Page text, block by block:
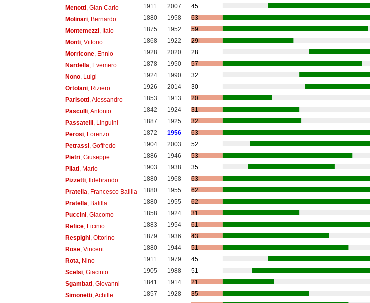
Menotti, Gian Carlo 1911 2007
45
Molinari, Bernardo 1880 1958
63
Montemezzi, Italo 1875 1952
59
Monti, Vittorio 1868 1922
29
Morricone, Ennio 1928 2020
28
Nardella , Evemero 1878 1950
57
Nono, Luigi 1924 1990
32
Ortolani, Riziero 1926 2014
30
Parisotti, Alessandro 1853 1913
20
Pasculli, Antonio 1842 1924
31
Passatelli, Linguini 1887 1925
32
Perosi, Lorenzo 1872 1956
63
Petrassi, Goffredo 1904 2003
52
Pietri, Giuseppe 1886 1946
53
Pilati, Mario 1903 1938
35
Pizzetti, Ildebrando 1880 1968
63
Pratella , Francesco Balilla 1880 1955
62
Pratella , Balilla 1880 1955
62
Puccini, Giacomo 1858 1924
31
Refice, Licinio 1883 1954
61
Respighi, Ottorino 1879 1936
43
Rose, Vincent 1880 1944
51
Rota , Nino 1911 1979
45
Scelsi, Giacinto 1905 1988
51
Sgambati, Giovanni 1841 1914
21
Simonetti, Achille 1857 1928
35